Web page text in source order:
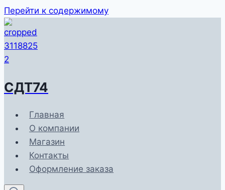
Перейти к содержимому
СДТ74
Главная
О компании
Магазин
Контакты
Оформление заказа